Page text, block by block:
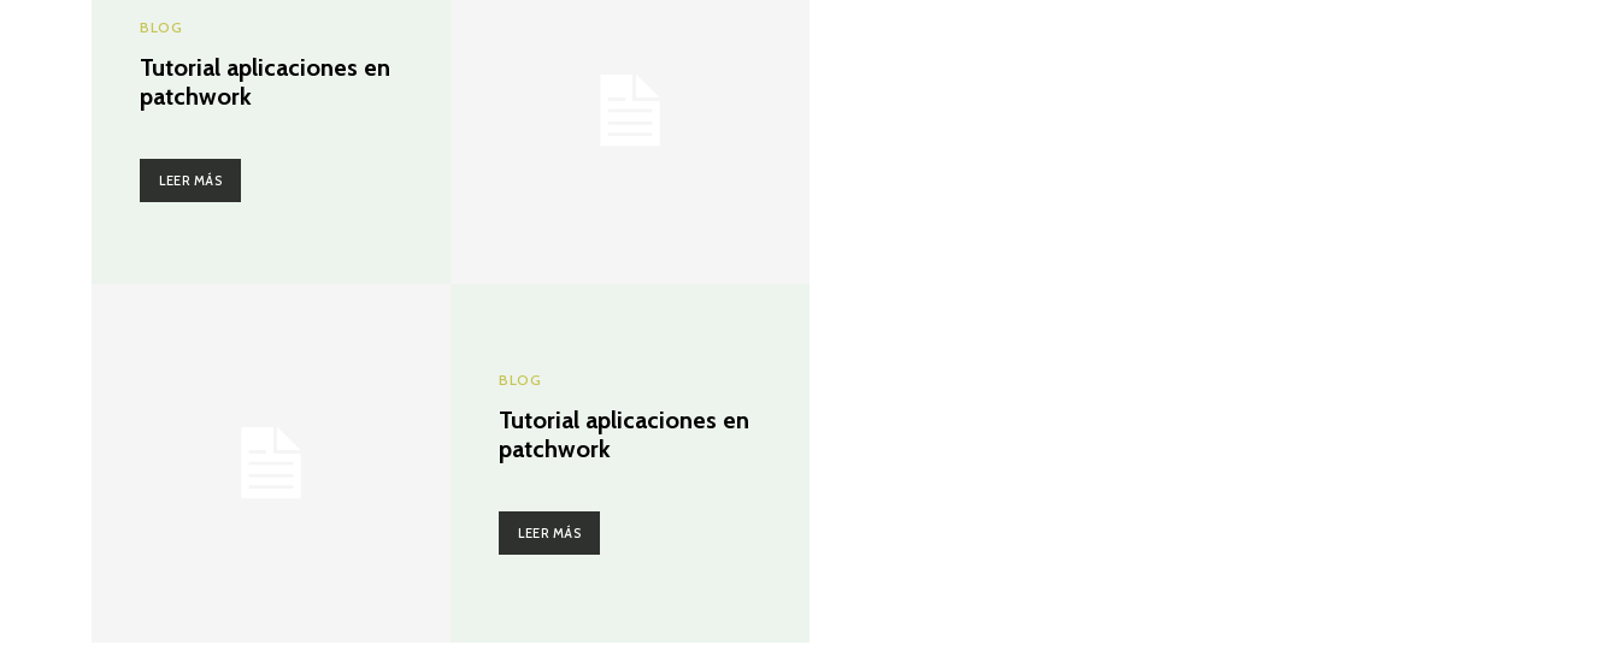
BLOG
Tutorial aplicaciones en
patchwork
LEER MÁS
BLOG
Tutorial aplicaciones en
patchwork
LEER MÁS